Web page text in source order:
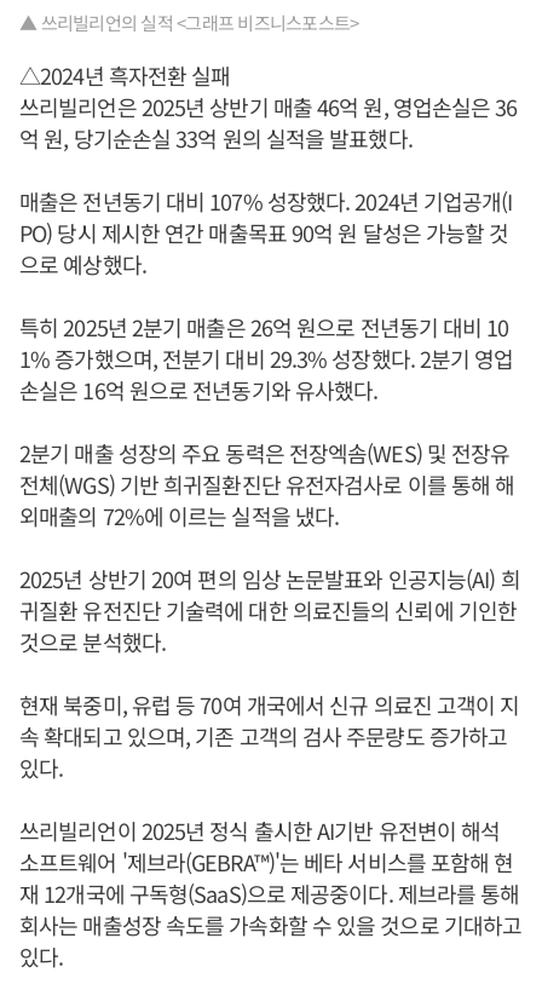
▲ 쓰리빌리언의 실적 <그래프 비즈니스포스트>
△2024년 흑자전환 실패
쓰리빌리언은 2025년 상반기 매출 46억 원, 영업손실은 36
억 원, 당기순손실 33억 원의 실적을 발표했다.
매출은 전년동기 대비 107% 성장했다. 2024년 기업공개(I
PO) 당시 제시한 연간 매출목표 90억 원 달성은 가능할 것
으로 예상했다.
특히 2025년 2분기 매출은 26억 원으로 전년동기 대비 10
1% 증가했으며, 전분기 대비 29.3% 성장했다. 2분기 영업
손실은 16억 원으로 전년동기와 유사했다.
2분기 매출 성장의 주요 동력은 전장엑솜(WES) 및 전장유
전체(WGS) 기반 희귀질환진단 유전자검사로 이를 통해 해
외매출의 72%에 이르는 실적을 냈다.
2025년 상반기 20여 편의 임상 논문발표와 인공지능(AI) 희
귀질환 유전진단 기술력에 대한 의료진들의 신뢰에 기인한
것으로 분석했다.
현재 북중미, 유럽 등 70여 개국에서 신규 의료진 고객이 지
속 확대되고 있으며, 기존 고객의 검사 주문량도 증가하고
있다.
쓰리빌리언이 2025년 정식 출시한 AI기반 유전변이 해석
소프트웨어 '제브라(GEBRA™)'는 베타 서비스를 포함해 현
재 12개국에 구독형(SaaS)으로 제공중이다. 제브라를 통해
회사는 매출성장 속도를 가속화할 수 있을 것으로 기대하고
있다.